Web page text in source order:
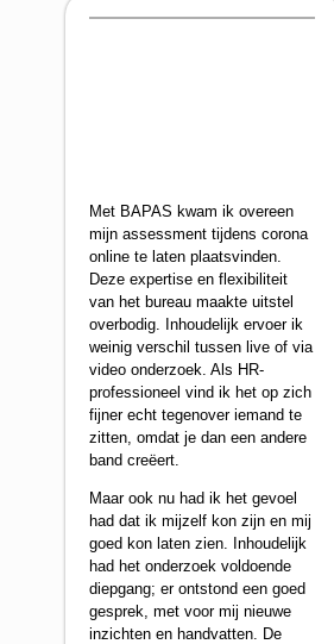
Met BAPAS kwam ik overeen
mijn assessment tijdens corona
online te laten plaatsvinden.
Deze expertise en flexibiliteit
van het bureau maakte uitstel
overbodig. Inhoudelijk ervoer ik
weinig verschil tussen live of via
video onderzoek. Als HR-
professioneel vind ik het op zich
fijner echt tegenover iemand te
zitten, omdat je dan een andere
band creëert.
Maar ook nu had ik het gevoel
had dat ik mijzelf kon zijn en mij
goed kon laten zien. Inhoudelijk
had het onderzoek voldoende
diepgang; er ontstond een goed
gesprek, met voor mij nieuwe
inzichten en handvatten. De